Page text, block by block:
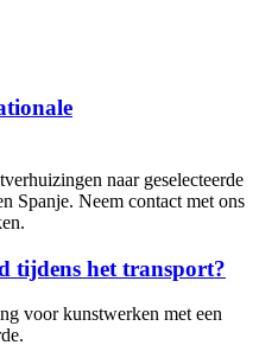
naar geselecteerde
Spanje. Neem contact met ons
tijdens het transport?
voor kunstwerken met een